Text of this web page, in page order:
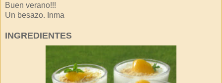
Buen verano!!!
Un besazo. Inma
INGREDIENTES